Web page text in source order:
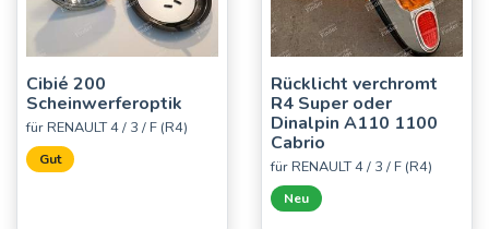
Cibié 200
Scheinwerferoptik
für RENAULT 4 / 3 / F (R4)
Gut
Rücklicht verchromt
R4 Super oder
Dinalpin A110 1100
Cabrio
für RENAULT 4 / 3 / F (R4)
Neu